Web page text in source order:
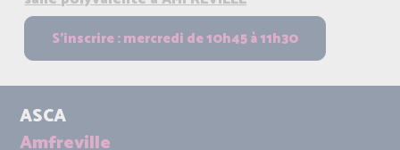
ASCA
Amfreville